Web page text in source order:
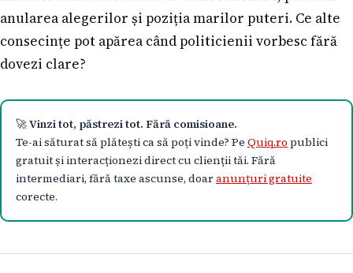
anularea alegerilor și poziția marilor puteri. Ce alte
consecințe pot apărea când politicienii vorbesc fără
dovezi clare?
🚀Vinzi tot, păstrezi tot. Fără comisioane.
Te-ai săturat să plătești ca să poți vinde? Pe Quiq.ro publici
gratuit și interacționezi direct cu clienții tăi. Fără
intermediari, fără taxe ascunse, doaranunțuri gratuite
corecte.